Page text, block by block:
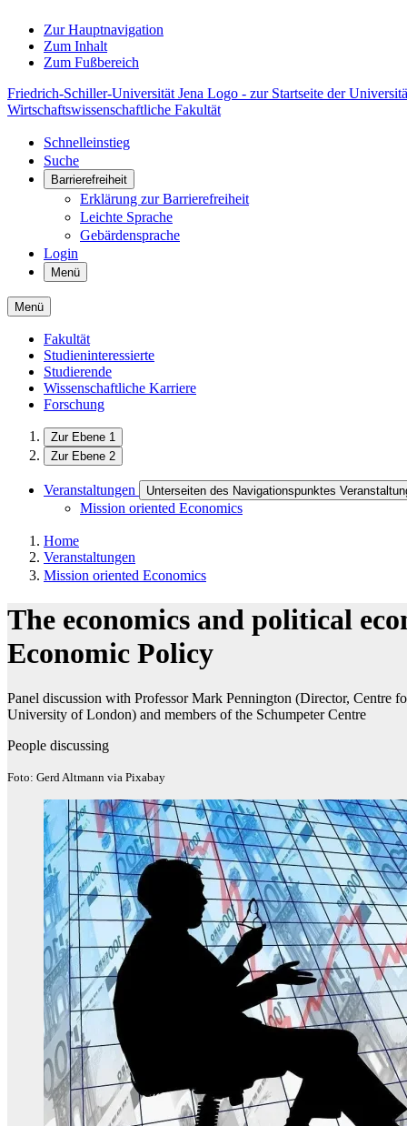
Zur Hauptnavigation
Zum Inhalt
Zum Fußbereich
Friedrich-Schiller-Universität Jena Logo - zur Startseite der
Wirtschaftswissenschaftliche Fakultät
Schnelleinstieg
Suche
Barrierefreiheit
Erklärung zur Barrierefreiheit
Leichte Sprache
Gebärdensprache
Login
Menü
Menü
Fakultät
Studieninteressierte
Studierende
Wissenschaftliche Karriere
Forschung
Zur Ebene 1
Zur Ebene 2
Veranstaltungen Unterseiten des Navigationspunktes
Mission oriented Economics
Home
Veranstaltungen
Mission oriented Economics
The economics and political
Economic Policy
Panel discussion with Professor Mark Pennington (Director, Centre
University of London) and members of the Schumpeter Centre
People discussing
Foto: Gerd Altmann via Pixabay